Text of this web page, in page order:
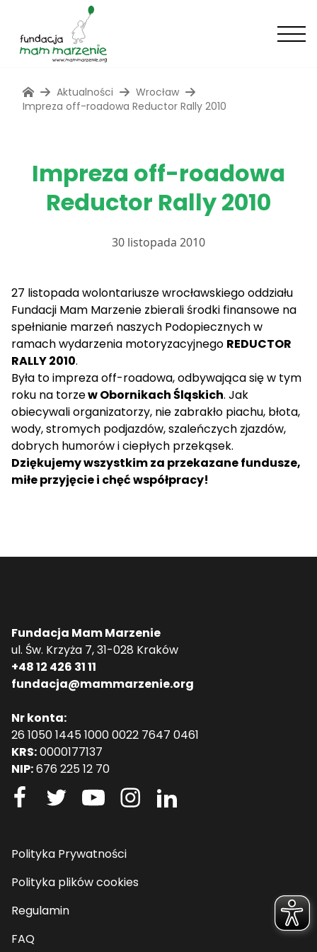
Aktualności
Wrocław
Impreza off-roadowa Reductor Rally 2010
Impreza off-roadowa
Reductor Rally 2010
30 listopada 2010
27 listopada wolontariusze wrocławskiego oddziału
Fundacji Mam Marzenie zbierali środki finansowe na
spełnianie marzeń naszych Podopiecznych w
ramach wydarzenia motoryzacyjnego REDUCTOR
RALLY 2010.
Była to impreza off-roadowa, odbywająca się w tym
roku na torzewObornikach Śląskich. Jak
obiecywali organizatorzy, nie zabrakło piachu, błota,
wody, stromych podjazdów, szaleńczych zjazdów,
dobrych humorów i ciepłych przekąsek.
Dziękujemy wszystkim za przekazane fundusze,
miłe przyjęcie i chęć współpracy!
Fundacja Mam Marzenie
ul. Św. Krzyża 7, 31-028 Kraków
+48 12 426 31 11
fundacja@mammarzenie.org
Nr konta:
26 1050 1445 1000 0022 7647 0461
KRS:0000177137
NIP:676 225 12 70
Polityka Prywatności
Polityka plików cookies
Regulamin
FAQ